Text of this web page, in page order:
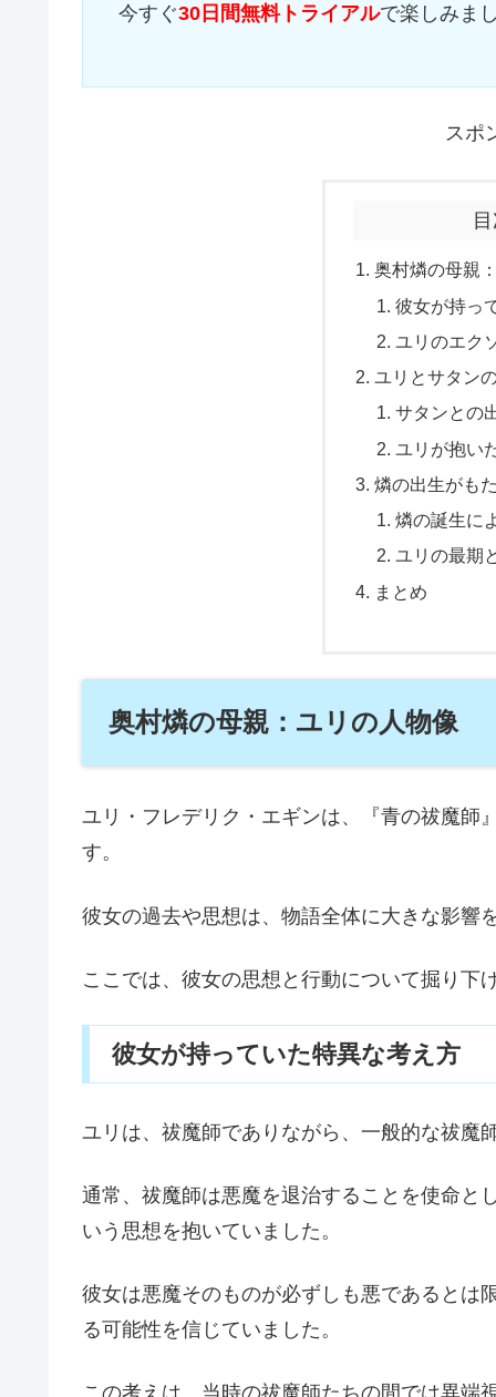
今すぐ30日間無料トライアルで楽しみま
スポ
奥村燐の母親
彼女が持っ
ユリのエク
ユリとサタン
サタンとの
ユリが抱い
燐の出生がも
燐の誕生に
ユリの最期
まとめ
奥村燐の母親：ユリの人物像
ユリ・フレデリク・エギンは、『青の祓魔師
す。
彼女の過去や思想は、物語全体に大きな影響
ここでは、彼女の思想と行動について掘り下
彼女が持っていた特異な考え方
ユリは、祓魔師でありながら、一般的な祓魔
通常、祓魔師は悪魔を退治することを使命と
いう思想を抱いていました。
彼女は悪魔そのものが必ずしも悪であるとは
る可能性を信じていました。